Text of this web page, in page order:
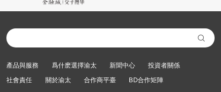

產品與服務 爲什麽選擇渝太 新聞中心
投資者關係
社會責任
關於渝太 合作商平臺 BD合作矩陣